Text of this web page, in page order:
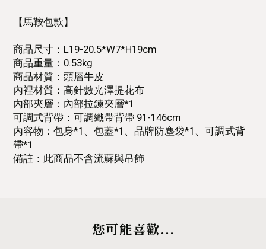
【馬鞍包款】
商品尺寸：L19-20.5*W7*H19cm
商品重量：0.53kg
商品材質：頭層牛皮
內裡材質：高針數光澤提花布
內部夾層：內部拉鍊夾層*1
可調式背帶：可調織帶背帶 91-146cm
內容物：包身*1、包蓋*1、品牌防塵袋*1、可調式背
帶*1
備註：此商品不含流蘇與吊飾
您可能喜歡...